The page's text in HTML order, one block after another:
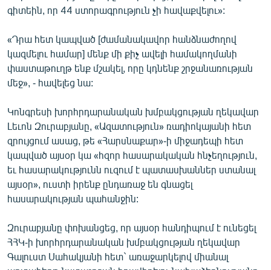
գիտեին, որ 44 ստորագրություն չի հավաքվելու»:
«Դրա հետ կապված [ժամանակավոր հանձնաժողով
կազմելու համար] մենք մի քիչ ավելի համակողմանի
փաստաթուղթ ենք մշակել, որը կդնենք շրջանառության
մեջ», - հավելեց նա:
Կոնգրեսի խորհրդարանական խմբակցության ղեկավար
Լեւոն Զուրաբյանը, «Ազատություն» ռադիոկայանի հետ
զրույցում ասաց, թե «Հարսնաքար»-ի միջադեպի հետ
կապված այսօր կա «հզոր հասարակական հնչեղություն,
եւ հասարակությունն ուզում է պատասխաններ ստանալ
այսօր», ուստի իրենք ընդառաջ են գնացել
հասարակության պահանջին:
Զուրաբյանը փոխանցեց, որ այսօր հանդիպում է ունեցել
ՀՀԿ-ի խորհրդարանական խմբակցության ղեկավար
Գալուստ Սահակյանի հետ` առաջարկելով միանալ